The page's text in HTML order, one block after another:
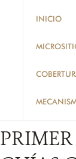
INICIO